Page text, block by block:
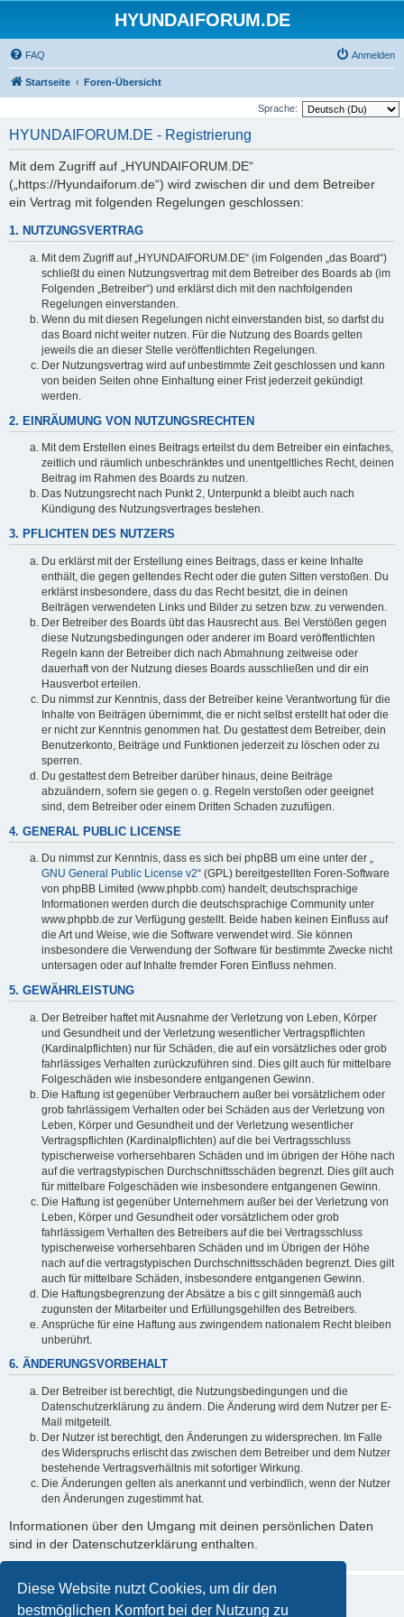
Diese Website nutzt Cookies, um dir den
bestmöglichen Komfort bei der Nutzung zu
HYUNDAIFORUM.DE
FAQ Anmelden
Startseite Foren-Übersicht
Sprache:
HYUNDAIFORUM.DE - Registrierung
Mit dem Zugriff auf „HYUNDAIFORUM.DE“
(„https://Hyundaiforum.de“) wird zwischen dir und dem Betreiber
ein Vertrag mit folgenden Regelungen geschlossen:
1. NUTZUNGSVERTRAG
Mit dem Zugriff auf „HYUNDAIFORUM.DE“ (im Folgenden „das Board“)
schließt du einen Nutzungsvertrag mit dem Betreiber des Boards ab (im
Folgenden „Betreiber“) und erklärst dich mit den nachfolgenden
Regelungen einverstanden.
Wenn du mit diesen Regelungen nicht einverstanden bist, so darfst du
das Board nicht weiter nutzen. Für die Nutzung des Boards gelten
jeweils die an dieser Stelle veröffentlichten Regelungen.
Der Nutzungsvertrag wird auf unbestimmte Zeit geschlossen und kann
von beiden Seiten ohne Einhaltung einer Frist jederzeit gekündigt
werden.
2. EINRÄUMUNG VON NUTZUNGSRECHTEN
Mit dem Erstellen eines Beitrags erteilst du dem Betreiber ein einfaches,
zeitlich und räumlich unbeschränktes und unentgeltliches Recht, deinen
Beitrag im Rahmen des Boards zu nutzen.
Das Nutzungsrecht nach Punkt 2, Unterpunkt a bleibt auch nach
Kündigung des Nutzungsvertrages bestehen.
3. PFLICHTEN DES NUTZERS
Du erklärst mit der Erstellung eines Beitrags, dass er keine Inhalte
enthält, die gegen geltendes Recht oder die guten Sitten verstoßen. Du
erklärst insbesondere, dass du das Recht besitzt, die in deinen
Beiträgen verwendeten Links und Bilder zu setzen bzw. zu verwenden.
Der Betreiber des Boards übt das Hausrecht aus. Bei Verstößen gegen
diese Nutzungsbedingungen oder anderer im Board veröffentlichten
Regeln kann der Betreiber dich nach Abmahnung zeitweise oder
dauerhaft von der Nutzung dieses Boards ausschließen und dir ein
Hausverbot erteilen.
Du nimmst zur Kenntnis, dass der Betreiber keine Verantwortung für die
Inhalte von Beiträgen übernimmt, die er nicht selbst erstellt hat oder die
er nicht zur Kenntnis genommen hat. Du gestattest dem Betreiber, dein
Benutzerkonto, Beiträge und Funktionen jederzeit zu löschen oder zu
sperren.
Du gestattest dem Betreiber darüber hinaus, deine Beiträge
abzuändern, sofern sie gegen o. g. Regeln verstoßen oder geeignet
sind, dem Betreiber oder einem Dritten Schaden zuzufügen.
4. GENERAL PUBLIC LICENSE
Du nimmst zur Kenntnis, dass es sich bei phpBB um eine unter der „
GNU General Public License v2“ (GPL) bereitgestellten Foren-Software
von phpBB Limited (www.phpbb.com) handelt; deutschsprachige
Informationen werden durch die deutschsprachige Community unter
www.phpbb.de zur Verfügung gestellt. Beide haben keinen Einfluss auf
die Art und Weise, wie die Software verwendet wird. Sie können
insbesondere die Verwendung der Software für bestimmte Zwecke nicht
untersagen oder auf Inhalte fremder Foren Einfluss nehmen.
5. GEWÄHRLEISTUNG
Der Betreiber haftet mit Ausnahme der Verletzung von Leben, Körper
und Gesundheit und der Verletzung wesentlicher Vertragspflichten
(Kardinalpflichten) nur für Schäden, die auf ein vorsätzliches oder grob
fahrlässiges Verhalten zurückzuführen sind. Dies gilt auch für mittelbare
Folgeschäden wie insbesondere entgangenen Gewinn.
Die Haftung ist gegenüber Verbrauchern außer bei vorsätzlichem oder
grob fahrlässigem Verhalten oder bei Schäden aus der Verletzung von
Leben, Körper und Gesundheit und der Verletzung wesentlicher
Vertragspflichten (Kardinalpflichten) auf die bei Vertragsschluss
typischerweise vorhersehbaren Schäden und im übrigen der Höhe nach
auf die vertragstypischen Durchschnittsschäden begrenzt. Dies gilt auch
für mittelbare Folgeschäden wie insbesondere entgangenen Gewinn.
Die Haftung ist gegenüber Unternehmern außer bei der Verletzung von
Leben, Körper und Gesundheit oder vorsätzlichem oder grob
fahrlässigem Verhalten des Betreibers auf die bei Vertragsschluss
typischerweise vorhersehbaren Schäden und im Übrigen der Höhe
nach auf die vertragstypischen Durchschnittsschäden begrenzt. Dies gilt
auch für mittelbare Schäden, insbesondere entgangenen Gewinn.
Die Haftungsbegrenzung der Absätze a bis c gilt sinngemäß auch
zugunsten der Mitarbeiter und Erfüllungsgehilfen des Betreibers.
Ansprüche für eine Haftung aus zwingendem nationalem Recht bleiben
unberührt.
6. ÄNDERUNGSVORBEHALT
Der Betreiber ist berechtigt, die Nutzungsbedingungen und die
Datenschutzerklärung zu ändern. Die Änderung wird dem Nutzer per E-
Mail mitgeteilt.
Der Nutzer ist berechtigt, den Änderungen zu widersprechen. Im Falle
des Widerspruchs erlischt das zwischen dem Betreiber und dem Nutzer
bestehende Vertragsverhältnis mit sofortiger Wirkung.
Die Änderungen gelten als anerkannt und verbindlich, wenn der Nutzer
den Änderungen zugestimmt hat.
Informationen über den Umgang mit deinen persönlichen Daten
sind in der Datenschutzerklärung enthalten.